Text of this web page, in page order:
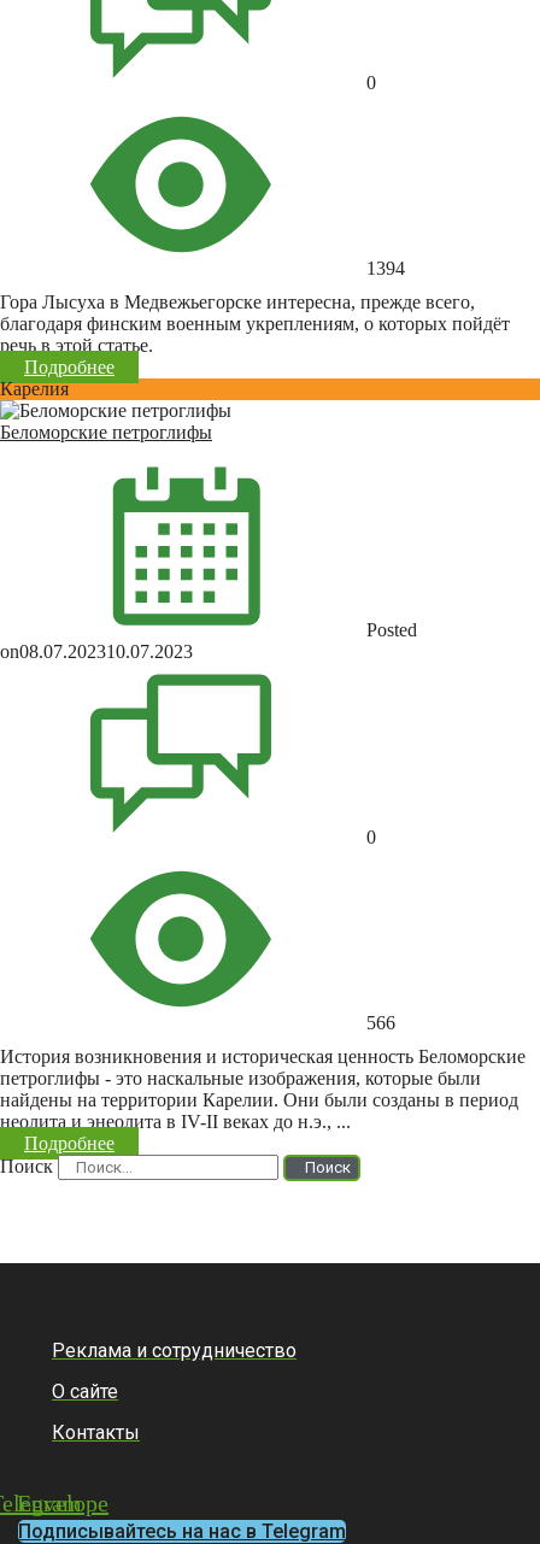
0
1394
Гора Лысуха в Медвежьегорске интересна, прежде всего,
благодаря финским военным укреплениям, о которых пойдёт
речь в этой статье.
Подробнее
Карелия
Беломорские петроглифы
Posted
on08.07.202310.07.2023
0
566
История возникновения и историческая ценность Беломорские
петроглифы - это наскальные изображения, которые были
найдены на территории Карелии. Они были созданы в период
неолита и энеолита в IV-II веках до н.э., ...
Подробнее
Поиск
Поиск
Реклама и сотрудничество
О сайте
Контакты
Envelope
Подписывайтесь на нас в Telegram